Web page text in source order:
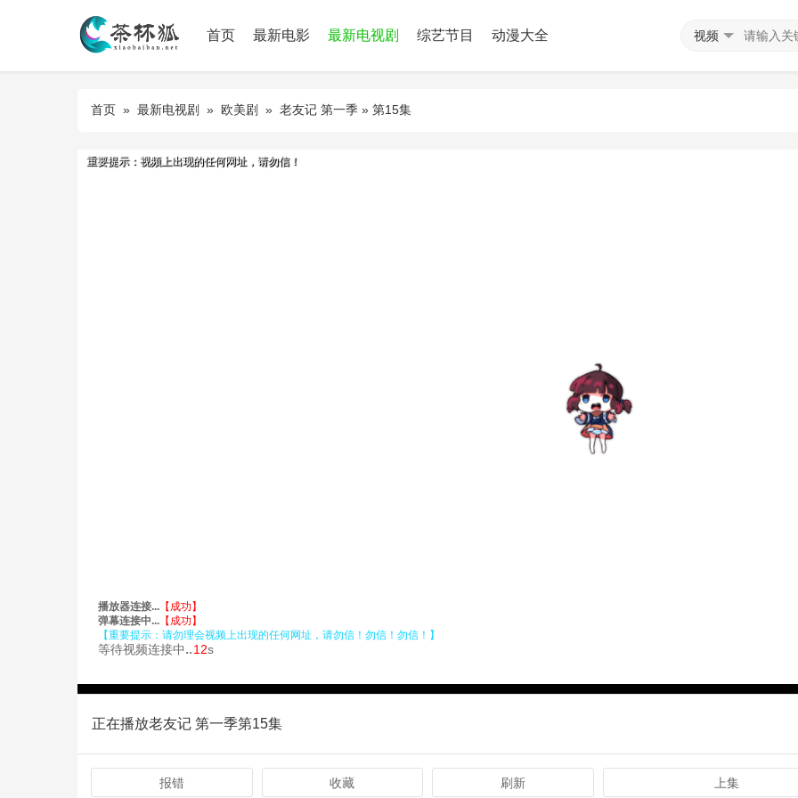
首页 最新电影 最新电视剧 综艺节目 动漫大全 视频
首页 » 最新电视剧 » 欧美剧 » 老友记 第一季 » 第15集
正在播放老友记 第一季第15集
报错 收藏 刷新 上集